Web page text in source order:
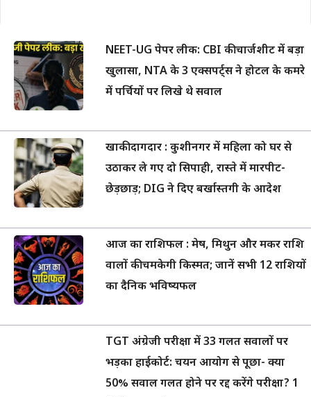
NEET-UG पेपर लीक: CBI की चार्जशीट में बड़ा
खुलासा, NTA के 3 एक्सपर्ट्स ने होटल के कमरे
में पर्चियों पर लिखे थे सवाल
खाकी दागदार : कुशीनगर में महिला को घर से
उठाकर ले गए दो सिपाही, रास्ते में मारपीट-
छेड़छाड़; DIG ने दिए बर्खास्तगी के आदेश
आज का राशिफल : मेष, मिथुन और मकर राशि
वालों की चमकेगी किस्मत; जानें सभी 12 राशियों
का दैनिक भविष्यफल
TGT अंग्रेजी परीक्षा में 33 गलत सवालों पर
भड़का हाईकोर्ट: चयन आयोग से पूछा- क्या
50% सवाल गलत होने पर रद्द करेंगे परीक्षा? 1